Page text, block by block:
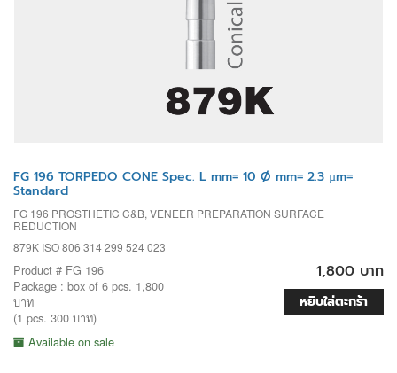
FG 196 TORPEDO CONE Spec. L mm= 10 Ø mm= 2.3 µm=
Standard
FG 196 PROSTHETIC C&B, VENEER PREPARATION SURFACE
REDUCTION
879K ISO 806 314 299 524 023
Product # FG 196
Package : box of 6 pcs. 1,800
บาท
(1 pcs. 300 บาท)
Available on sale
1,800 บาท
หยิบใส่ตะกร้า